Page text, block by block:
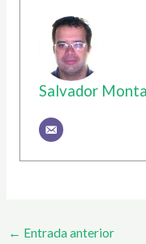
Salvador
← Entrada anterior